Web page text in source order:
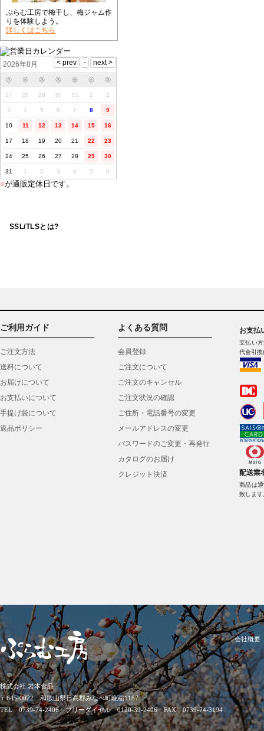
ぷらむ工房で梅干し、梅ジャム作
りを体験しよう。
詳しくはこちら
2026年8月
㊊ ㊋ ㊌ ㊍ ㊎ ㊏ ㊐
27 28 29 30 31 1 2
3 4 5 6 7 8 9
10 11 12 13 14 15 16
17 18 19 20 21 22 23
24 25 26 27 28 29 30
31 1 2 3 4 5 6
■が通販定休日です。
SSL/TLSとは?
ご利用ガイド
ご注文方法
送料について
お届けについて
お支払いについて
手提げ袋について
返品ポリシー
よくある質問
会員登録
ご注文について
ご注文のキャンセル
ご注文状況の確認
ご住所・電話番号の変更
メールアドレスの変更
パスワードのご変更・再発行
カタログのお届け
クレジット決済
お支払
支払い
代金引
配送業
商品は
致します
株式会社 岩本食品
〒645-0022 和歌山県日高郡みなべ町晩稲1187
TEL 0739-74-2406 フリーダイヤル 0120-39-2406 FAX 0739-74-3194
会社概要